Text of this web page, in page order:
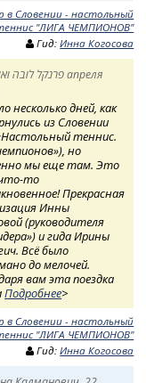
в Словении - настольный
"ЛИГА ЧЕМПИОНОВ"
Гид:Инна Когосова
несколько дней, как
из Словении
теннис.
но
мы еще там. Это
то
Прекрасная
Инны
(руководителя
и гида Ирины
Всё было
до мелочей.
вам эта поездка
Подробнее>
в Словении - настольный
"ЛИГА ЧЕМПИОНОВ"
Гид:Инна Когосова